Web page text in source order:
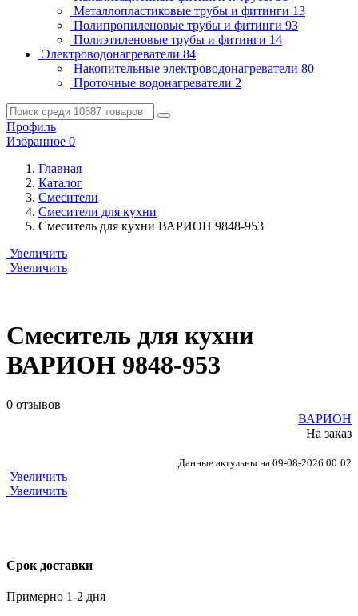
Металлопластиковые трубы и фитинги 13
Полипропиленовые трубы и фитинги 93
Полиэтиленовые трубы и фитинги 14
Электроводонагреватели 84
Накопительные электроводонагреватели 80
Проточные водонагреватели 2
Профиль
Избранное 0
Главная
Каталог
Смесители
Смесители для кухни
Смеситель для кухни ВАРИОН 9848-953
Увеличить
Увеличить
Смеситель для кухни
ВАРИОН 9848-953
0 отзывов
ВАРИОН
На заказ
Данные актульны на 09-08-2026 00:02
Увеличить
Увеличить
Срок доставки
Примерно 1-2 дня